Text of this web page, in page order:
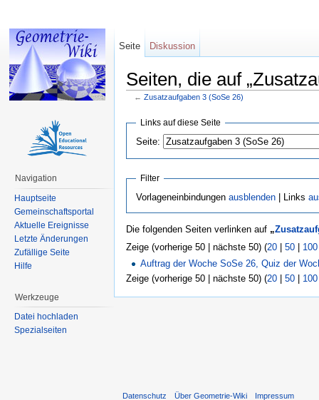
Seiten, die auf
← Zusatzaufgaben 3 (SoSe 26)
Links auf diese Seite
Seite:
Filter
Vorlageneinbindungen ausblenden| Links
Die folgenden Seiten verlinken auf „
Zeige (vorherige 50 | nächste 50) (20 50 100
Auftrag der Woche SoSe 26, Quiz der
Zeige (vorherige 50 | nächste 50) (20 | 50 | 100
Seite Diskussion
Navigation
Hauptseite
Gemeinschaftsportal
Aktuelle Ereignisse
Letzte Änderungen
Zufällige Seite
Hilfe
Werkzeuge
Datei hochladen
Spezialseiten
Datenschutz Über Geometrie-Wiki Impressum